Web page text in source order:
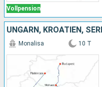
Vollpension
Monalisa 10 T